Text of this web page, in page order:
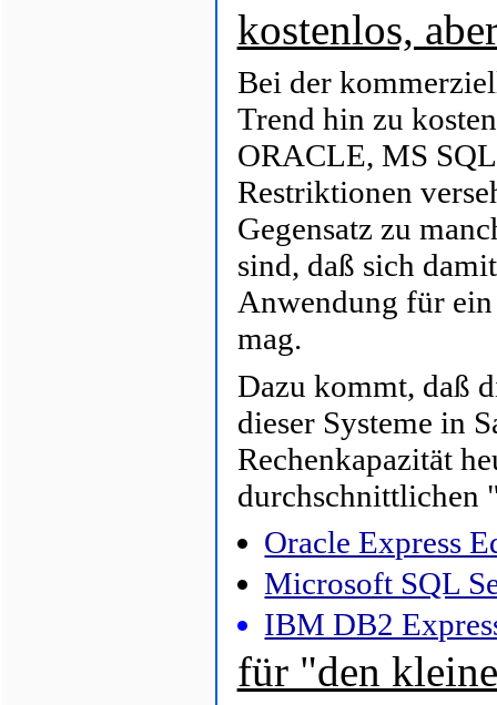
kostenlos,
Bei der
Trend hin zu
ORACLE, MS
Restriktionen
Gegensatz zu
sind, daß sich
Anwendung für
mag.
Dazu kommt, daß
dieser Systeme in
Rechenkapazität
durchschnittlichen
Oracle Express
Microsoft SQL
IBM DB2
für "den